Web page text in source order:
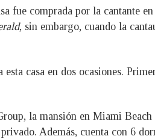
fue comprada por la cantante
, sin embargo, cuando la
esta casa en dos ocasiones.
la mansión en Miami
Además, cuenta con 6